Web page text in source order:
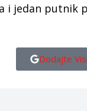
i jedan putnik
Dodajte